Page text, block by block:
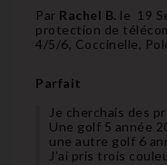
Par Rachel B. le 19
protection de
4/5/6, Coccinelle,
Parfait
Je cherchais des
Une golf 5 année
une autre golf 6
J’ai pris trois